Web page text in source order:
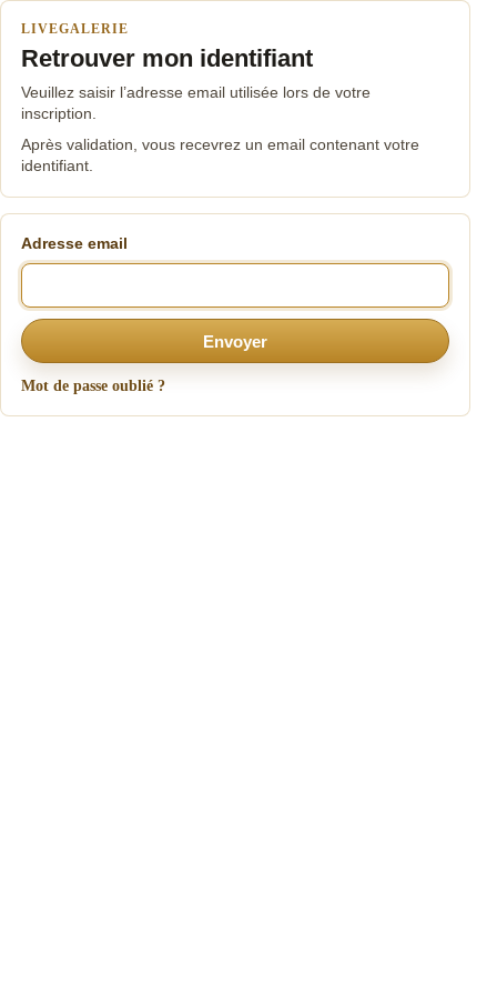
LIVEGALERIE
Retrouver mon identifiant
Veuillez saisir l’adresse email utilisée lors de votre
inscription.
Après validation, vous recevrez un email contenant votre
identifiant.
Adresse email
Envoyer
Mot de passe oublié ?